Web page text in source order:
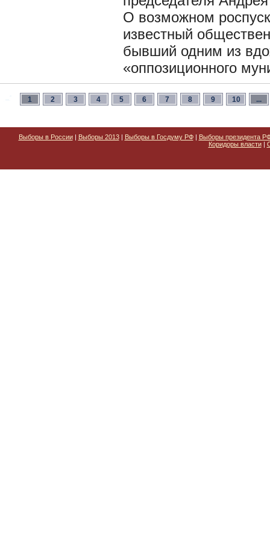
О возможном
известный
бывший одним из
«оппозиционного
1 2 3 4 5 6 7 8 9 10 ...
Выборы в России| Выборы 2013| Выборы в Госдуму РФ| Выборы президента
Коридоры власти|